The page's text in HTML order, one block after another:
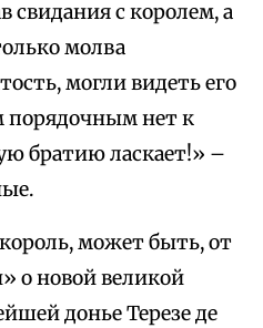
свидания с королем, а
молва
могли видеть его
порядочным нет к
братию ласкает!» –
может быть, от
о новой великой
донье Терезе де